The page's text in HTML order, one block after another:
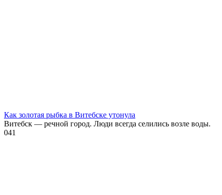
Как золотая рыбка в Витебске утонула
Витебск — речной город. Люди всегда селились возле воды.
041